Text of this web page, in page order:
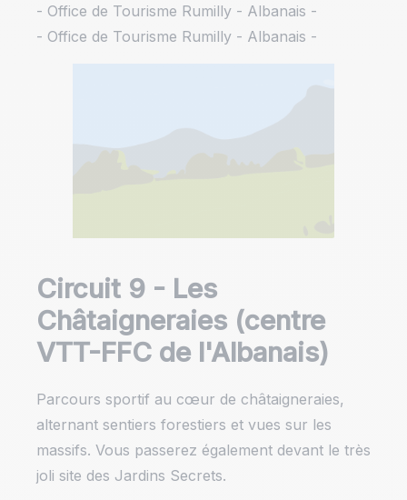
- Office de Tourisme Rumilly - Albanais -
- Office de Tourisme Rumilly - Albanais -
Circuit 9 - Les
Châtaigneraies (centre
VTT-FFC de l'Albanais)
Parcours sportif au cœur de châtaigneraies,
alternant sentiers forestiers et vues sur les
massifs. Vous passerez également devant le très
joli site des Jardins Secrets.